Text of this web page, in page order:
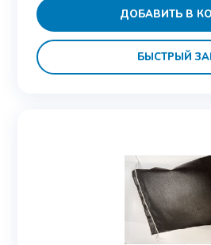
ДОБАВИТЬ В
БЫСТРЫЙ